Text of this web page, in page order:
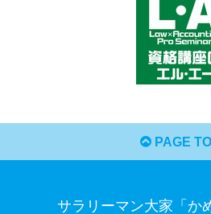
PAGE
サラリーマン大家「か